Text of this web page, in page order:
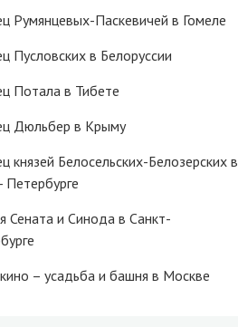
Румянцевых-Паскевичей в Гомеле
Пусловских в Белоруссии
Потала в Тибете
Дюльбер в Крыму
князей Белосельских-Белозерских в
Петербурге
Сената и Синода в Санкт-
– усадьба и башня в Москве